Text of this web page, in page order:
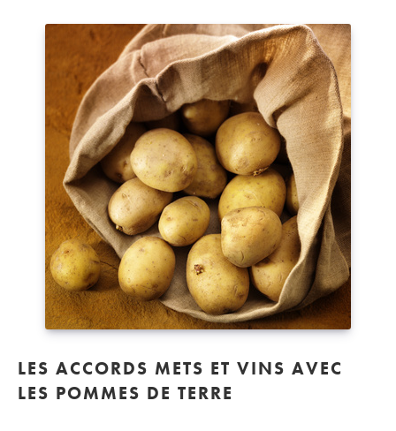
LES ACCORDS METS ET VINS AVEC
LES POMMES DE TERRE